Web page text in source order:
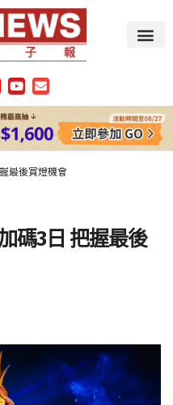
最後賞燈機會
碼3日 把握最後